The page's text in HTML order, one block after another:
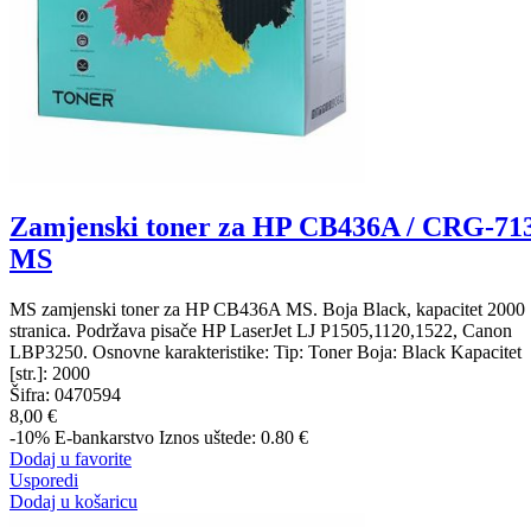
Zamjenski toner za HP CB436A / CRG-
MS
MS zamjenski toner za HP CB436A MS. Boja Black, kapacitet 2000
stranica. Podržava pisače HP LaserJet LJ P1505,1120,1522, Canon
LBP3250. Osnovne karakteristike: Tip: Toner Boja: Black Kapacitet
[str.]: 2000
Šifra: 0470594
8,00 €
-10% E-bankarstvo Iznos uštede: 0.80 €
Dodaj u favorite
Usporedi
Dodaj u košaricu